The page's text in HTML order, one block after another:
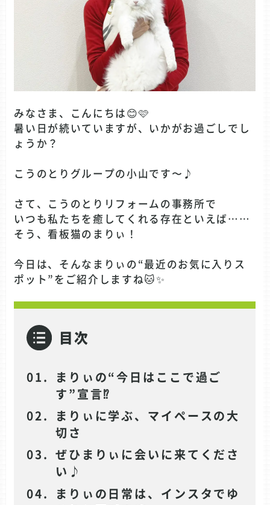
みなさま、こんにちは😊🩷
暑い日が続いていますが、いかがお過ごしでし
ょうか？
こうのとりグループの小山です〜♪
さて、こうのとりリフォームの事務所で
いつも私たちを癒してくれる存在といえば……
そう、看板猫のまりぃ！
今日は、そんなまりぃの“最近のお気に入りス
ポット”をご紹介しますね🐱✨
目次
まりぃの“今日はここで過ご
す”宣言⁉
まりぃに学ぶ、マイペースの大
切さ
ぜひまりぃに会いに来てくださ
い♪
まりぃの日常は、インスタでゆ